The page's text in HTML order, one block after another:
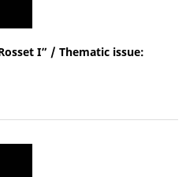
I” / Thematic issue: